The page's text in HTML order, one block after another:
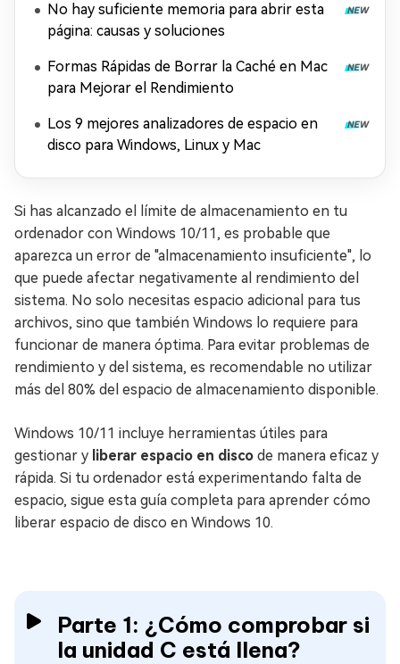
No hay suficiente memoria para abrir esta
página: causas y soluciones
Formas Rápidas de Borrar la Caché en Mac
para Mejorar el Rendimiento
Los 9 mejores analizadores de espacio en
disco para Windows, Linux y Mac
Si has alcanzado el límite de almacenamiento en tu
ordenador con Windows 10/11, es probable que
aparezca un error de "almacenamiento insuficiente", lo
que puede afectar negativamente al rendimiento del
sistema. No solo necesitas espacio adicional para tus
archivos, sino que también Windows lo requiere para
funcionar de manera óptima. Para evitar problemas de
rendimiento y del sistema, es recomendable no utilizar
más del 80% del espacio de almacenamiento disponible.
Windows 10/11 incluye herramientas útiles para
gestionar y liberar espacio en disco de manera eficaz y
rápida. Si tu ordenador está experimentando falta de
espacio, sigue esta guía completa para aprender cómo
liberar espacio de disco en Windows 10.
Parte 1: ¿Cómo comprobar si
la unidad C está llena?